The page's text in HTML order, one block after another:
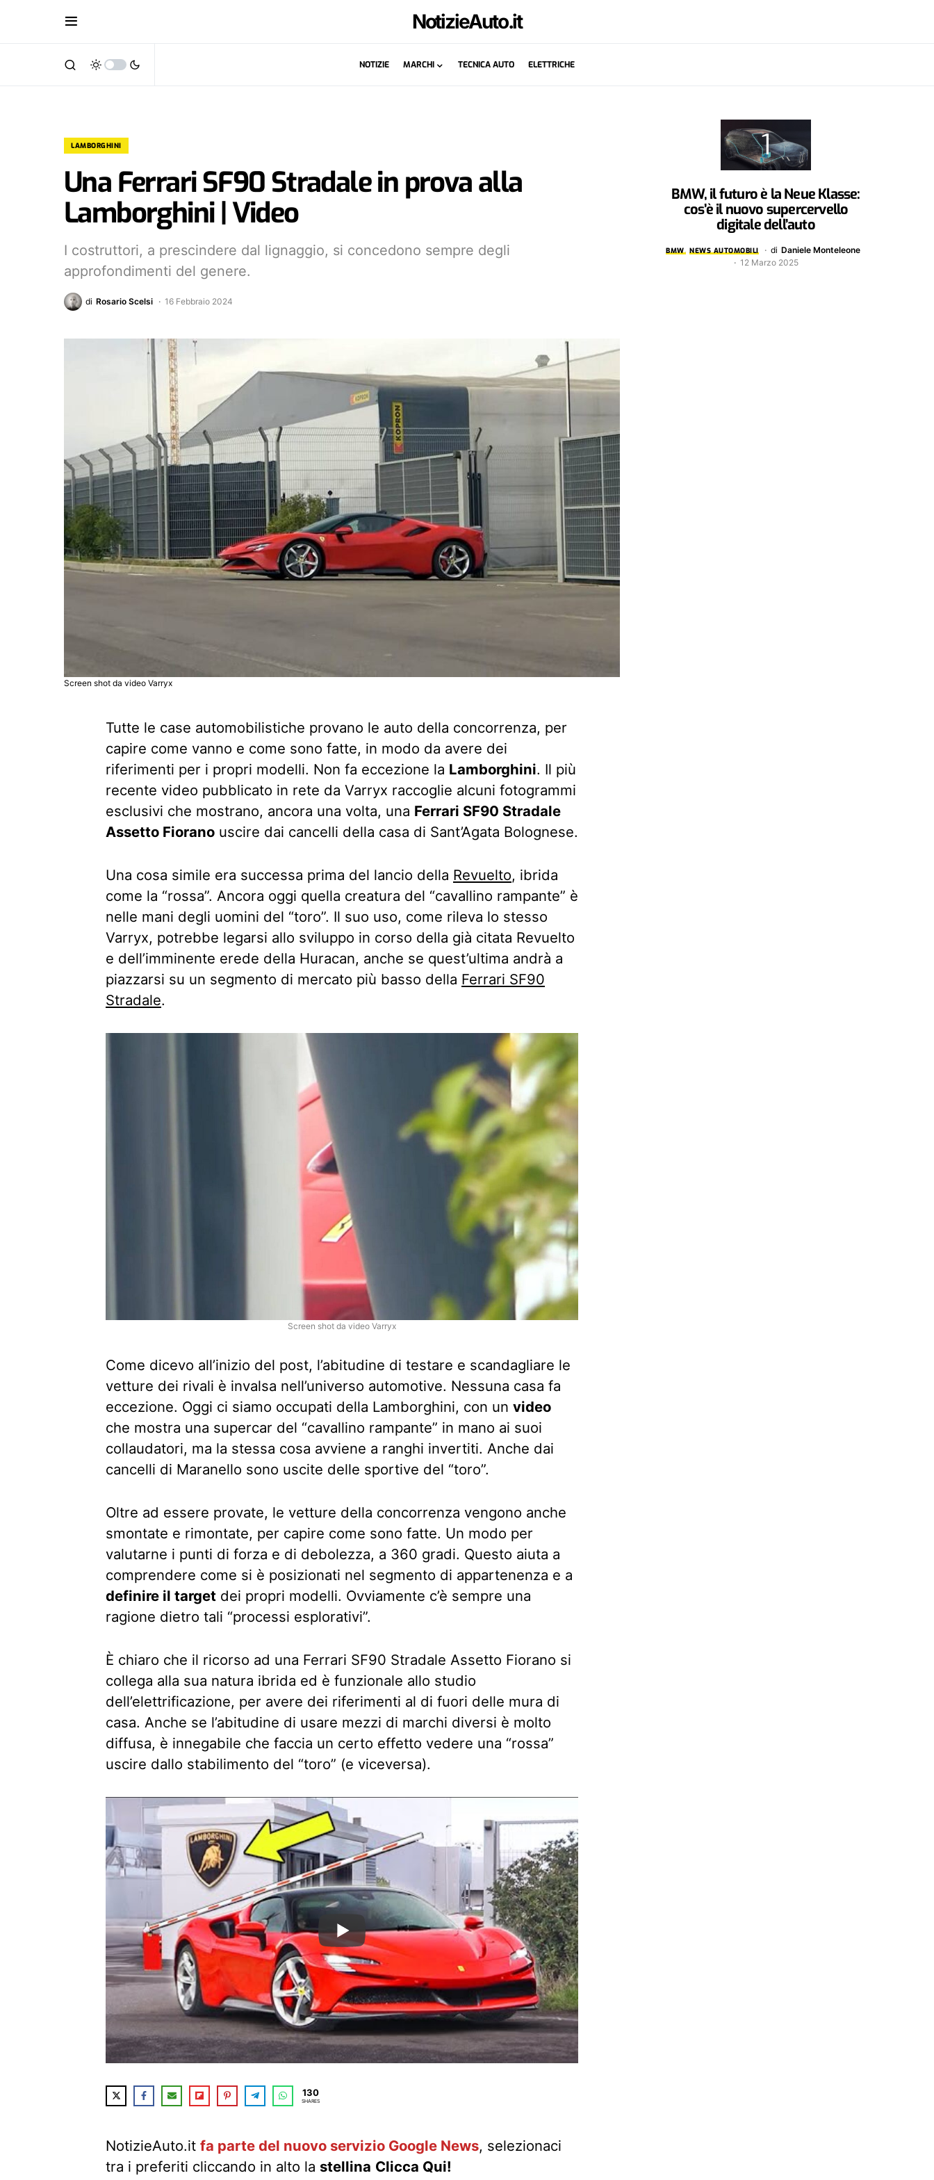
NotizieAuto.it
NOTIZIE MARCHI TECNICA AUTO ELETTRICHE
LAMBORGHINI
Una Ferrari SF90 Stradale in prova alla
Lamborghini | Video
I costruttori, a prescindere dal lignaggio, si concedono sempre degli
approfondimenti del genere.
di Rosario Scelsi 16 Febbraio 2024
Screen shot da video Varryx
Tutte le case automobilistiche provano le auto della concorrenza, per
capire come vanno e come sono fatte, in modo da avere dei
riferimenti per i propri modelli. Non fa eccezione la Lamborghini. Il più
recente video pubblicato in rete da Varryx raccoglie alcuni fotogrammi
esclusivi che mostrano, ancora una volta, una Ferrari SF90 Stradale
Assetto Fiorano uscire dai cancelli della casa di Sant’Agata Bolognese.
Una cosa simile era successa prima del lancio della Revuelto, ibrida
come la “rossa”. Ancora oggi quella creatura del “cavallino rampante” è
nelle mani degli uomini del “toro”. Il suo uso, come rileva lo stesso
Varryx, potrebbe legarsi allo sviluppo in corso della già citata Revuelto
e dell’imminente erede della Huracan, anche se quest’ultima andrà a
piazzarsi su un segmento di mercato più basso della Ferrari SF90
Stradale.
Screen shot da video Varryx
Come dicevo all’inizio del post, l’abitudine di testare e scandagliare le
vetture dei rivali è invalsa nell’universo automotive. Nessuna casa fa
eccezione. Oggi ci siamo occupati della Lamborghini, con un video
che mostra una supercar del “cavallino rampante” in mano ai suoi
collaudatori, ma la stessa cosa avviene a ranghi invertiti. Anche dai
cancelli di Maranello sono uscite delle sportive del “toro”.
Oltre ad essere provate, le vetture della concorrenza vengono anche
smontate e rimontate, per capire come sono fatte. Un modo per
valutarne i punti di forza e di debolezza, a 360 gradi. Questo aiuta a
comprendere come si è posizionati nel segmento di appartenenza e a
definire il target dei propri modelli. Ovviamente c’è sempre una
ragione dietro tali “processi esplorativi”.
È chiaro che il ricorso ad una Ferrari SF90 Stradale Assetto Fiorano si
collega alla sua natura ibrida ed è funzionale allo studio
dell’elettrificazione, per avere dei riferimenti al di fuori delle mura di
casa. Anche se l’abitudine di usare mezzi di marchi diversi è molto
diffusa, è innegabile che faccia un certo effetto vedere una “rossa”
uscire dallo stabilimento del “toro” (e viceversa).
130
SHARES
NotizieAuto.it fa parte del nuovo servizio Google News, selezionaci
tra i preferiti cliccando in alto la stellina Clicca Qui!
BMW, il futuro è la Neue Klasse:
cos’è il nuovo supercervello
digitale dell’auto
BMW NEWS AUTOMOBILI di Daniele Monteleone
12 Marzo 2025